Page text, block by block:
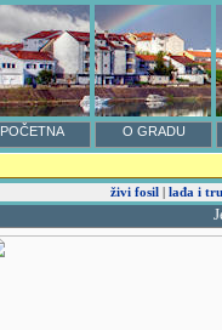
POČETNA O GRADU
živi fosil lađa i